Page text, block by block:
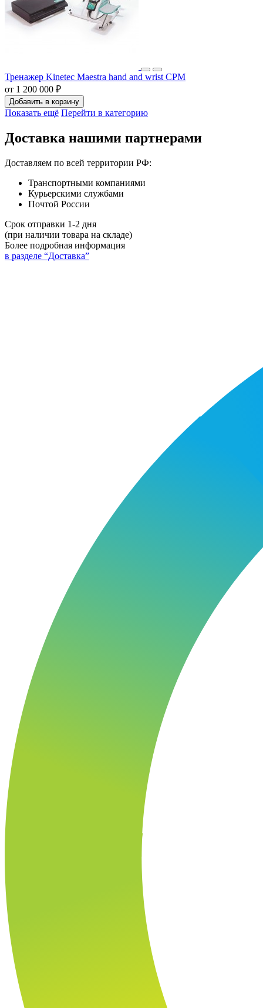
Тренажер Kinetec Maestra hand and wrist CPM
от 1 200 000 ₽
Добавить в корзину
Показать ещё Перейти в категорию
Доставка нашими партнерами
Доставляем по всей территории РФ:
Транспортными компаниями
Курьерскими службами
Почтой России
Срок отправки 1-2 дня
(при наличии товара на складе)
Более подробная информация
в разделе “Доставка”